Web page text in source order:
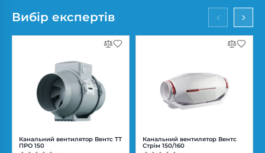
Потужність: 42, 50 Вт
32, 44 дБ(А)
125 мм
Вибір експертів
Канальний вентилятор Вентс ТТ
ПРО 150
Канальний вентилятор Вентс
Стрім 150/160